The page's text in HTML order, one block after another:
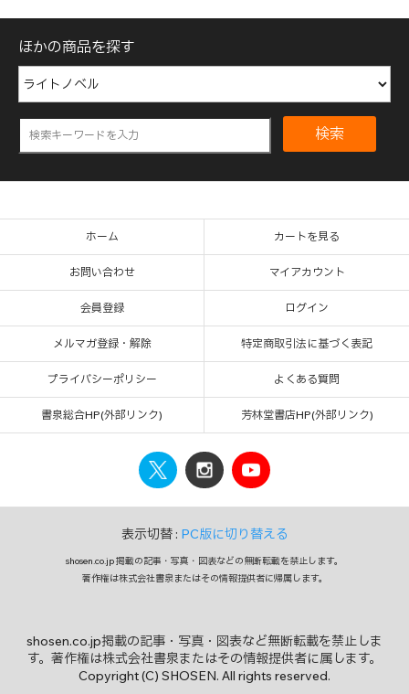
ほかの商品を探す
検索
ホーム カートを見る
お問い合わせ マイアカウント
会員登録 ログイン
メルマガ登録・解除 特定商取引法に基づく表記
プライバシーポリシー よくある質問
書泉総合HP(外部リンク) 芳林堂書店HP(外部リンク)
表示切替 : PC版に切り替える
shosen.co.jp 掲載の記事・写真・図表などの無断転載を禁止します。
著作権は株式会社書泉またはその情報提供者に帰属します。
shosen.co.jp掲載の記事・写真・図表など無断転載を禁止しま
す。著作権は株式会社書泉またはその情報提供者に属します。
Copyright (C) SHOSEN. All rights reserved.